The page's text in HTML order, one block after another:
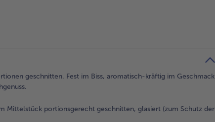
geschnitten. Fest im Biss, aromatisch-kräftig im Geschmack
Mittelstück portionsgerecht geschnitten, glasiert (zum Schutz der